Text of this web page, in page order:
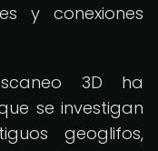
y conexiones
3D ha
se investigan
geoglifos,